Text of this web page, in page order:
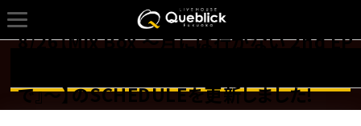
8/26【Mix Box 〜月には行かない 2nd EP
で』〜】のSCHEDULEを更新しました!